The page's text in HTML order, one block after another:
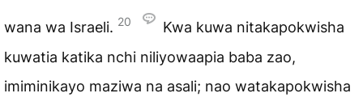
wana wa Israeli. 20
Kwa kuwa nitakapokwisha
kuwatia katika nchi niliyowaapia baba zao,
imiminikayo maziwa na asali; nao watakapokwisha